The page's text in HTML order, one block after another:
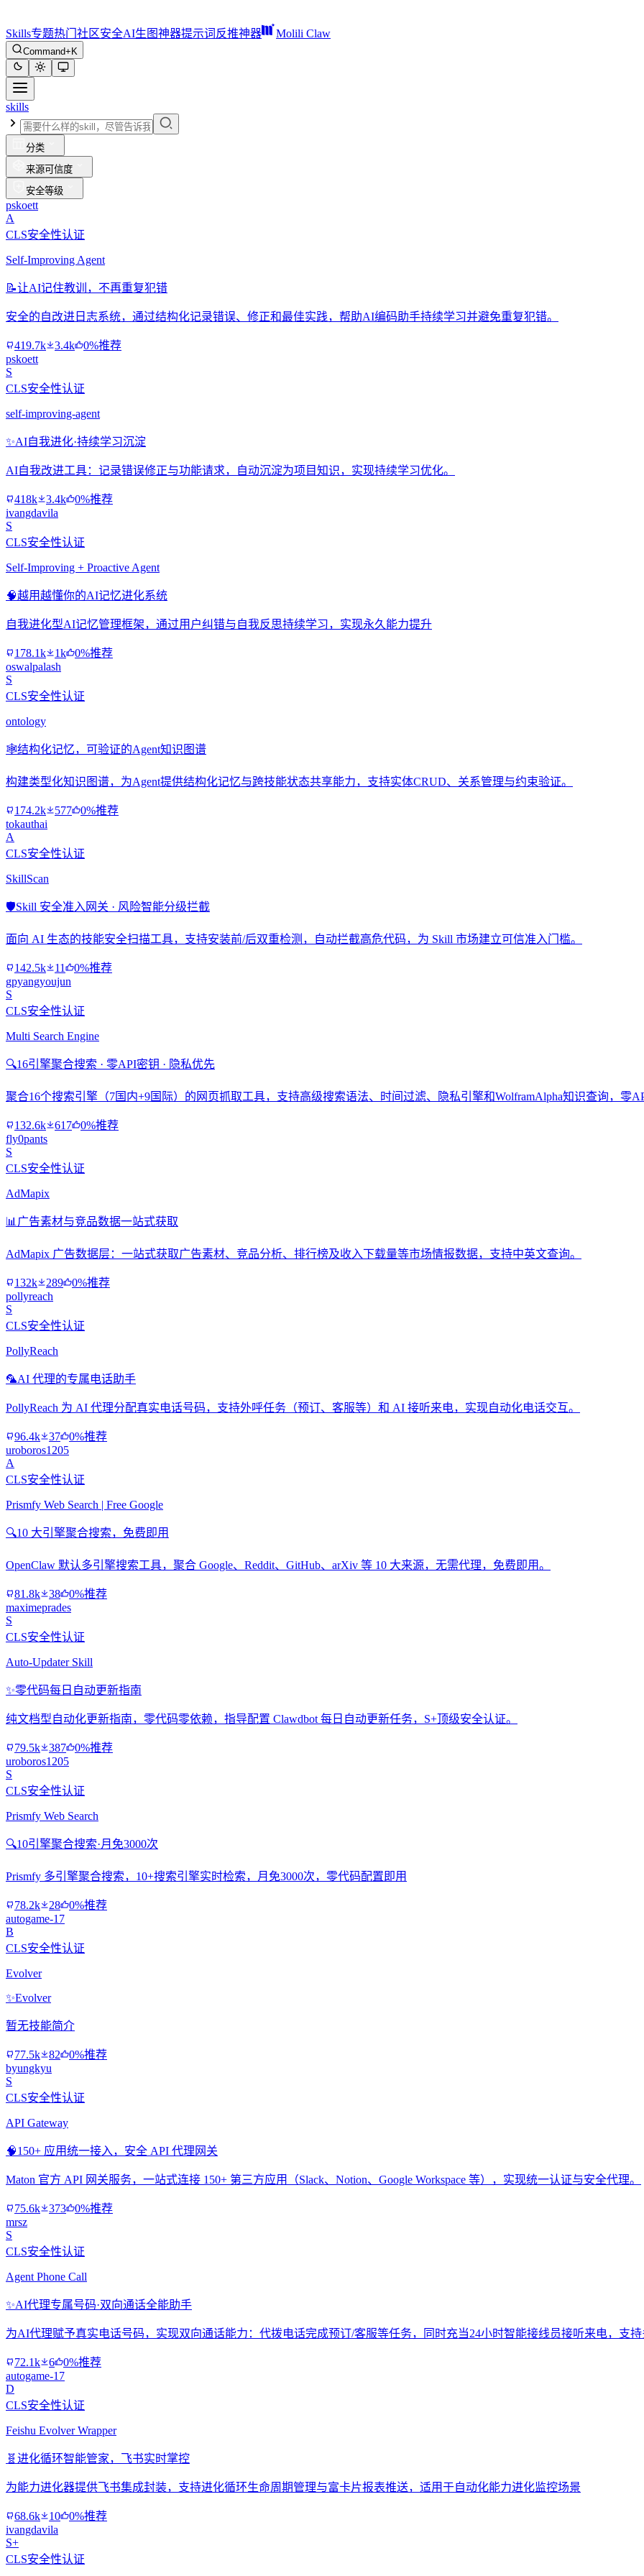
Skills专题热门 社区安全AI生图神器提示词反推神器 Molili Claw
Command+K
skills
分类
来源可信度
安全等级
pskoett
A
CLS安全性认证
Self-Improving Agent
📝让AI记住教训，不再重复犯错
安全的自改进日志系统，通过结构化记录错误、修正和最佳实践，帮助AI编码助手持续学习并避免重复犯错。
419.7k 3.4k
0%推荐
pskoett
S
CLS安全性认证
self-improving-agent
✨AI自我进化·持续学习沉淀
AI自我改进工具：记录错误修正与功能请求，自动沉淀为项目知识，实现持续学习优化。
418k 3.4k
0%推荐
ivangdavila
S
CLS安全性认证
Self-Improving + Proactive Agent
🧠越用越懂你的AI记忆进化系统
自我进化型AI记忆管理框架，通过用户纠错与自我反思持续学习，实现永久能力提升
178.1k 1k
0%推荐
oswalpalash
S
CLS安全性认证
ontology
🕸️结构化记忆，可验证的Agent知识图谱
构建类型化知识图谱，为Agent提供结构化记忆与跨技能状态共享能力，支持实体CRUD、关系管理与约束验证。
174.2k 577
0%推荐
tokauthai
A
CLS安全性认证
SkillScan
🛡️Skill 安全准入网关 · 风险智能分级拦截
面向 AI 生态的技能安全扫描工具，支持安装前/后双重检测，自动拦截高危代码，为 Skill 市场建立可信准入门槛。
142.5k 11
0%推荐
gpyangyoujun
S
CLS安全性认证
Multi Search Engine
🔍16引擎聚合搜索 · 零API密钥 · 隐私优先
聚合16个搜索引擎（7国内+9国际）的网页抓取工具，支持高级搜索语法、时间过滤、隐私引擎和WolframAlpha知识查询，零
132.6k 617
0%推荐
fly0pants
S
CLS安全性认证
AdMapix
📊 广告素材与竞品数据一站式获取
AdMapix 广告数据层：一站式获取广告素材、竞品分析、排行榜及收入下载量等市场情报数据，支持中英文查询。
132k 289
0%推荐
pollyreach
S
CLS安全性认证
PollyReach
🦜AI 代理的专属电话助手
PollyReach 为 AI 代理分配真实电话号码，支持外呼任务（预订、客服等）和 AI 接听来电，实现自动化电话交互。
96.4k 37
0%推荐
uroboros1205
A
CLS安全性认证
Prismfy Web Search | Free Google
🔍10 大引擎聚合搜索，免费即用
OpenClaw 默认多引擎搜索工具，聚合 Google、Reddit、GitHub、arXiv 等 10 大来源，无需代理，免费即用。
81.8k 38
0%推荐
maximeprades
S
CLS安全性认证
Auto-Updater Skill
✨零代码每日自动更新指南
纯文档型自动化更新指南，零代码零依赖，指导配置 Clawdbot 每日自动更新任务，S+顶级安全认证。
79.5k 387
0%推荐
uroboros1205
S
CLS安全性认证
Prismfy Web Search
🔍10引擎聚合搜索·月免3000次
Prismfy 多引擎聚合搜索，10+搜索引擎实时检索，月免3000次，零代码配置即用
78.2k 28
0%推荐
autogame-17
B
CLS安全性认证
Evolver
✨Evolver
暂无技能简介
77.5k 82
0%推荐
byungkyu
S
CLS安全性认证
API Gateway
🧠150+ 应用统一接入，安全 API 代理网关
Maton 官方 API 网关服务，一站式连接 150+ 第三方应用（Slack、Notion、Google Workspace 等），实现统一认证与安全代理。
75.6k 373
0%推荐
mrsz
S
CLS安全性认证
Agent Phone Call
✨AI代理专属号码·双向通话全能助手
为AI代理赋予真实电话号码，实现双向通话能力：代拨电话完成预订/客服等任务，同时充当24小时智能接线员接听来电，支持
72.1k 6
0%推荐
autogame-17
D
CLS安全性认证
Feishu Evolver Wrapper
🧬 进化循环智能管家，飞书实时掌控
为能力进化器提供飞书集成封装，支持进化循环生命周期管理与富卡片报表推送，适用于自动化能力进化监控场景
68.6k 10
0%推荐
ivangdavila
S+
CLS安全性认证